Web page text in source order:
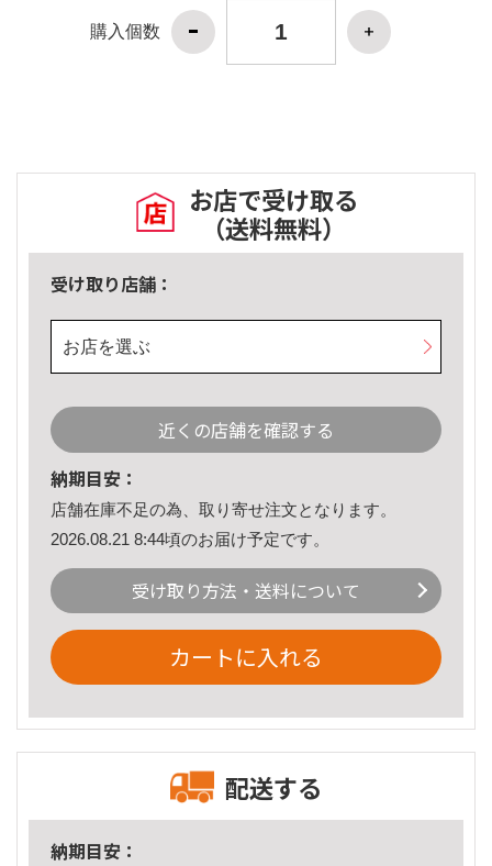
購入個数
お店で受け取る
（送料無料）
受け取り店舗：
お店を選ぶ
近くの店舗を確認する
納期目安：
店舗在庫不足の為、取り寄せ注文となります。
2026.08.21 8:44頃のお届け予定です。
受け取り方法・送料について
カートに入れる
配送する
納期目安：